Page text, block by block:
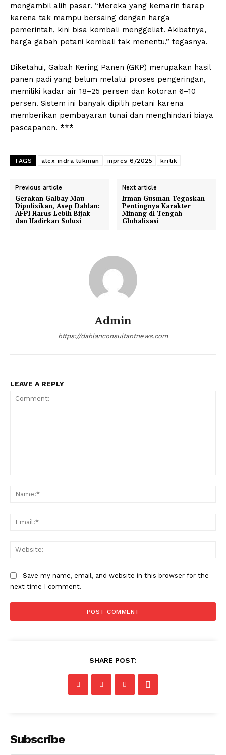
mengambil alih pasar. “Mereka yang kemarin tiarap
karena tak mampu bersaing dengan harga
pemerintah, kini bisa kembali menggeliat. Akibatnya,
harga gabah petani kembali tak menentu,” tegasnya.
Diketahui, Gabah Kering Panen (GKP) merupakan hasil
panen padi yang belum melalui proses pengeringan,
memiliki kadar air 18–25 persen dan kotoran 6–10
persen. Sistem ini banyak dipilih petani karena
memberikan pembayaran tunai dan menghindari biaya
pascapanen. ***
TAGS alex indra lukman inpres 6/2025 kritik
Previous article
Gerakan Galbay Mau
Dipolisikan, Asep Dahlan:
AFPI Harus Lebih Bijak
dan Hadirkan Solusi
Next article
Irman Gusman Tegaskan
Pentingnya Karakter
Minang di Tengah
Globalisasi
Admin
https://dahlanconsultantnews.com
LEAVE A REPLY
Save my name, email, and website in this browser for the
next time I comment.
SHARE POST:
Subscribe